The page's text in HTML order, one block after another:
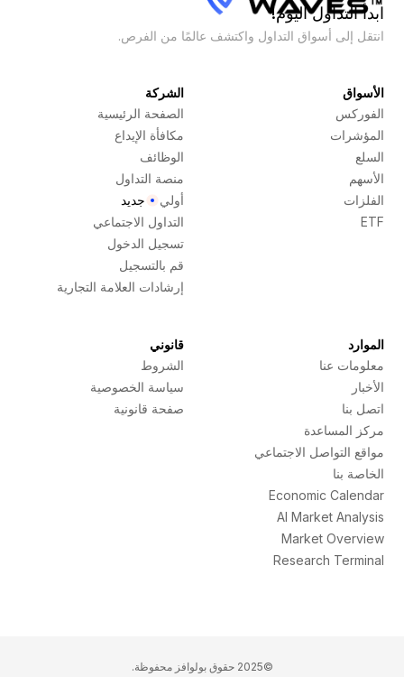
ابدأ التداول اليوم!
انتقل إلى أسواق التداول واكتشف عالمًا من الفرص.
الأسواق
الفوركس
المؤشرات
السلع
الأسهم
الفلزات
ETF
الشركة
الصفحة الرئيسية
مكافأة الإيداع
الوظائف
منصة التداول
أولي
جديد
التداول الاجتماعي
تسجيل الدخول
قم بالتسجيل
إرشادات العلامة التجارية
الموارد
معلومات عنا
الأخبار
اتصل بنا
مركز المساعدة
مواقع التواصل الاجتماعي
الخاصة بنا
Economic Calendar
AI Market Analysis
Market Overview
Research Terminal
قانوني
الشروط
سياسة الخصوصية
صفحة قانونية
©2025 حقوق بولوافز محفوظة.